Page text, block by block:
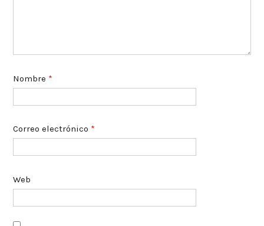
Nombre *
Correo electrónico *
Web